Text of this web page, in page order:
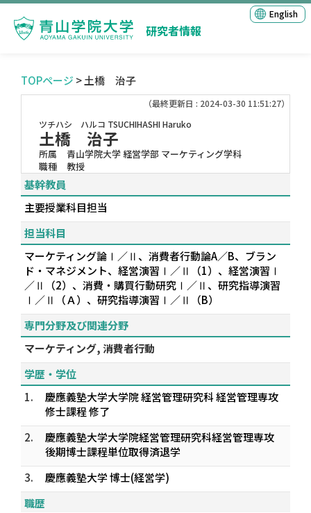
研究者情報
English
TOPページ > 土橋 治子
（最終更新日 : 2024-03-30 11:51:27）
ツチハシ ハルコ TSUCHIHASHI Haruko
土橋 治子
所属
青山学院大学 経営学部 マーケティング学科
職種
教授
基幹教員
主要授業科目担当
担当科目
マーケティング論Ⅰ／Ⅱ、消費者行動論A／B、ブラン
ド・マネジメント、経営演習Ⅰ／Ⅱ（1）、経営演習Ⅰ
／Ⅱ（2）、消費・購買行動研究Ⅰ／Ⅱ、研究指導演習
Ⅰ／Ⅱ（Ａ）、研究指導演習Ⅰ／Ⅱ（B）
専門分野及び関連分野
マーケティング, 消費者行動
学歴・学位
1.
慶應義塾大学大学院 経営管理研究科 経営管理専攻
修士課程 修了
2.
慶應義塾大学大学院経営管理研究科経営管理専攻
後期博士課程単位取得済退学
3.
慶應義塾大学 博士(経営学)
職歴